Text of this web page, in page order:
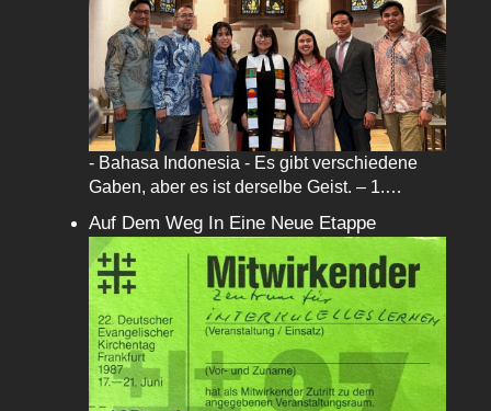
- Bahasa Indonesia - Es gibt verschiedene
Gaben, aber es ist derselbe Geist. – 1.…
Auf Dem Weg In Eine Neue Etappe